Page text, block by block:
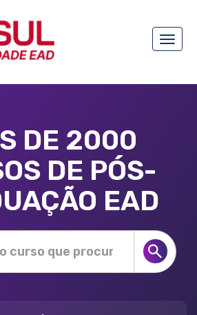
Toggle
DE 2000
DE PÓS-
EAD